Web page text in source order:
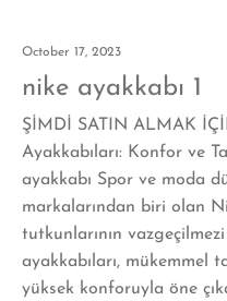
October 17, 2023
nike ayakkabı 1
ŞİMDİ SATIN ALMAK
Ayakkabıları: Konfor ve
ayakkabı Spor ve moda
markalarından biri olan
tutkunlarının
ayakkabıları, mükemmel
yüksek konforuyla öne